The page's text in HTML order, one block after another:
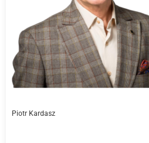
Piotr Kardasz